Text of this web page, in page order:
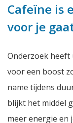
Cafeïne is
voor je
Onderzoek heeft
voor een boost
name tijdens
blijkt het middel
meer energie en